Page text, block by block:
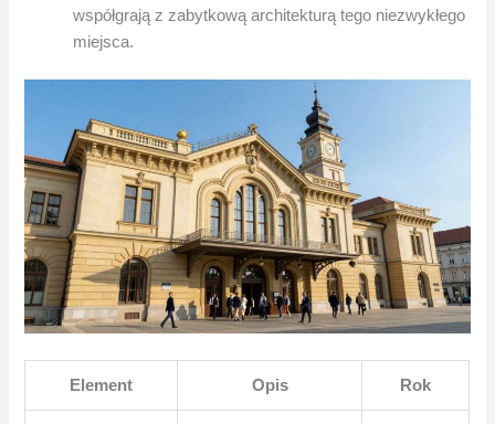
współgrają z zabytkową architekturą tego niezwykłego
miejsca.
Element Opis Rok